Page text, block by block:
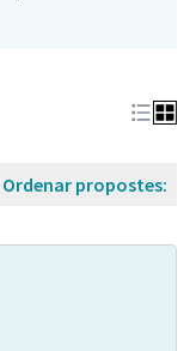
Ordenar propostes: